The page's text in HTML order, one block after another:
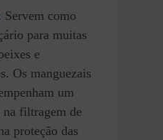
Servem como
para muitas
e
Os manguezais
um
filtragem de
proteção das